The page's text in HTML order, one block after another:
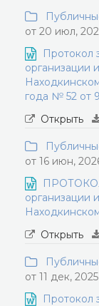
от 20 июл,
Протокол
организации
года № 52 от
Открыть
от 16 июн,
ПРОТОКОЛ
организации
Открыть
от 11 дек, 2025
Протокол